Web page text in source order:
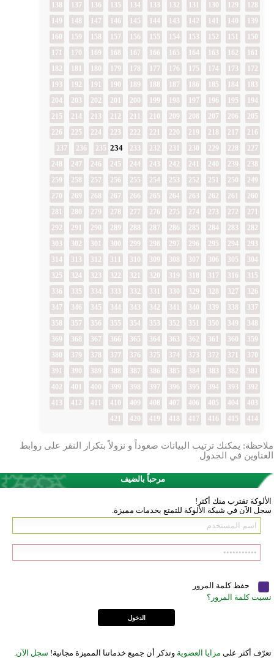
128
129
130
131
132
133
134
135
136
137
138
139
140
141
142
143
144
145
146
147
148
149
150
151
152
153
154
155
156
157
158
159
160
161
162
163
164
165
166
167
168
169
170
171
172
173
174
175
176
177
178
179
180
181
182
183
184
185
186
187
188
189
190
191
192
193
194
195
196
197
198
199
200
201
202
203
204
205
206
207
208
209
210
211
212
213
214
215
216
217
218
219
220
221
222
223
224
225
226
227
228
229
230
231
232
233
235
236
237
238
239
240
241
242
243
244
245
246
247
248
249
250
251
252
253
254
255
256
257
258
259
260
261
262
263
264
265
266
267
268
269
270
271
272
273
274
275
276
277
278
279
280
281
282
283
284
285
286
287
288
289
290
291
292
293
294
295
296
297
298
299
300
301
302
303
304
305
306
307
308
309
310
311
312
313
314
315
316
317
318
319
320
321
322
323
324
325
326
327
328
329
330
331
332
333
334
335
336
337
338
339
340
341
342
343
344
345
346
347
348
349
350
351
352
353
354
355
356
357
358
359
360
361
362
363
364
365
366
367
368
369
370
371
372
373
374
375
376
377
378
379
380
381
382
383
384
385
386
387
388
389
390
391
392
393
394
395
396
397
398
399
400
401
402
403
404
405
406
407
408
409
410
411
412
413
414
415
416
417
418
419
420
421
ملاحظة: يمكنك ترتيب البيانات صعوداً و نزولاً بتكرار النقر على روابط
العناوين في الجدول
مرحباً بالضيف
الألوكة تقترب منك أكثر!
سجل الآن في شبكة الألوكة للتمتع بخدمات مميزة.
حفظ كلمة المرور
نسيت كلمة المرور؟
تعرّف أكثر على مزايا العضوية وتذكر أن جميع خدماتنا المميزة مجانية! سجل الآن.